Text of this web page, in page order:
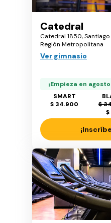
Catedral
Catedral 1850,
Región Metropolitana
Ver gimnasio
¡Empieza en
SMART
$ 34.900
$
$